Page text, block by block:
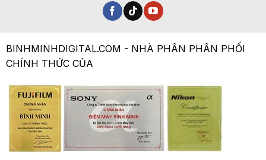
BINHMINHDIGITAL.COM - NHÀ PHÂN PHÂN PHỐI
CHÍNH THỨC CỦA